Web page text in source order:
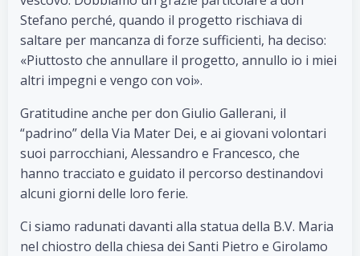
Stefano perché, quando il progetto rischiava di
saltare per mancanza di forze sufficienti, ha deciso:
«Piuttosto che annullare il progetto, annullo io i miei
altri impegni e vengo con voi».
Gratitudine anche per don Giulio Gallerani, il
“padrino” della Via Mater Dei, e ai giovani volontari
suoi parrocchiani, Alessandro e Francesco, che
hanno tracciato e guidato il percorso destinandovi
alcuni giorni delle loro ferie.
Ci siamo radunati davanti alla statua della B.V. Maria
nel chiostro della chiesa dei Santi Pietro e Girolamo